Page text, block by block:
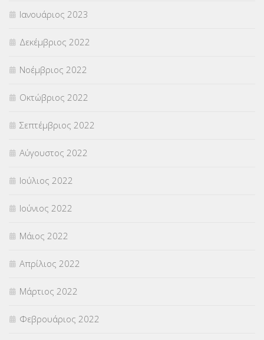
Ιανουάριος 2023
Δεκέμβριος 2022
Νοέμβριος 2022
Οκτώβριος 2022
Σεπτέμβριος 2022
Αύγουστος 2022
Ιούλιος 2022
Ιούνιος 2022
Μάιος 2022
Απρίλιος 2022
Μάρτιος 2022
Φεβρουάριος 2022